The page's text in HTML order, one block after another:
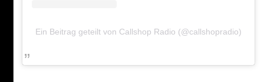
Ein Beitrag geteilt von Callshop Radio (@callshopradio)